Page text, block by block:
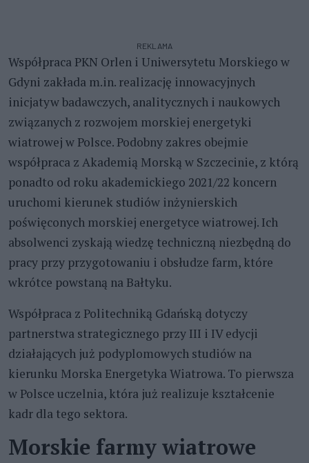
REKLAMA
Współpraca PKN Orlen i Uniwersytetu Morskiego w
Gdyni zakłada m.in. realizację innowacyjnych
inicjatyw badawczych, analitycznych i naukowych
związanych z rozwojem morskiej energetyki
wiatrowej w Polsce. Podobny zakres obejmie
współpraca z Akademią Morską w Szczecinie, z którą
ponadto od roku akademickiego 2021/22 koncern
uruchomi kierunek studiów inżynierskich
poświęconych morskiej energetyce wiatrowej. Ich
absolwenci zyskają wiedzę techniczną niezbędną do
pracy przy przygotowaniu i obsłudze farm, które
wkrótce powstaną na Bałtyku.
Współpraca z Politechniką Gdańską dotyczy
partnerstwa strategicznego przy III i IV edycji
działających już podyplomowych studiów na
kierunku Morska Energetyka Wiatrowa. To pierwsza
w Polsce uczelnia, która już realizuje kształcenie
kadr dla tego sektora.
Morskie farmy wiatrowe